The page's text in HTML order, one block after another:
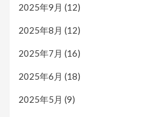
2025年9月 (12)
2025年8月 (12)
2025年7月 (16)
2025年6月 (18)
2025年5月 (9)